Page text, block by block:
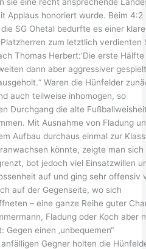
Applaus honoriert wurde. Beim 4:2
SG Ohetal bedurfte es einer
zum letztlich verdienten
Thomas Herbert:’Die erste
dann aber aggressiver
Waren die Hünfelder
auch teilweise inhomogen, so
Durchgang die alte
Mit Ausnahme von Fladung
Aufbau durchaus einmal zur
könnte, zeigte man sich
bot jedoch viel Einsatzwillen
auf und ging sehr offensiv
auf der Gegenseite, wo sich
– eine ganze Reihe guter
Fladung oder Koch aber
einen ‚unbequemen“
Gegner holten die